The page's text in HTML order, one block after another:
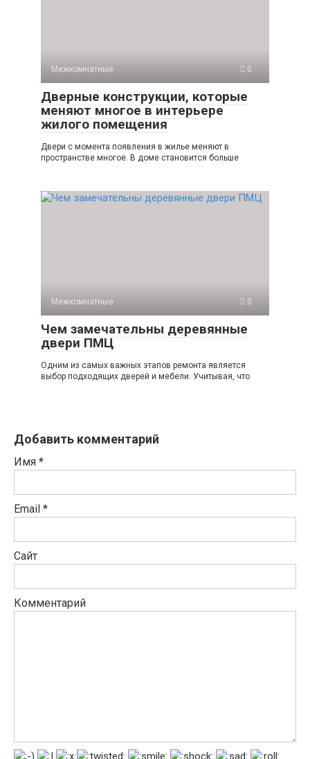
Межкомнатные 0
Дверные конструкции, которые
меняют многое в интерьере
жилого помещения
Двери с момента появления в жилье меняют в
пространстве многое. В доме становится больше
Межкомнатные 0
Чем замечательны деревянные
двери ПМЦ
Одним из самых важных этапов ремонта является
выбор подходящих дверей и мебели. Учитывая, что
Добавить комментарий
Имя *
Email *
Сайт
Комментарий